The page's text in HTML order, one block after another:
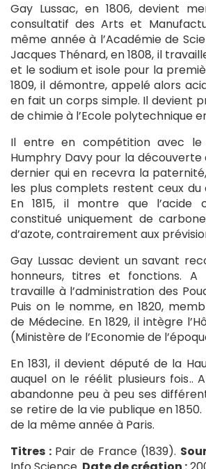
Gay Lussac, en 1806, devient
consultatif des Arts et
même année à l’Académie de
Jacques Thénard, en 1808, il
et le sodium et isole pour la
1809, il démontre, appelé alors
en fait un corps simple. Il devient
de chimie à l’Ecole polytechnique en
Il entre en compétition avec le
Humphry Davy pour la découverte
dernier qui en recevra la
les plus complets restent ceux du
En 1815, il montre que l’acide
constitué uniquement de
d’azote, contrairement aux
Gay Lussac devient un savant
honneurs, titres et fonctions. A
travaille à l’administration des
Puis on le nomme, en 1820,
de Médecine. En 1829, il intègre
(Ministère de l’Economie de
En 1831, il devient député de la
auquel on le réélit plusieurs fois..
abandonne peu à peu ses
se retire de la vie publique en
de la même année à Paris.
Titres :Pair de France (1839).